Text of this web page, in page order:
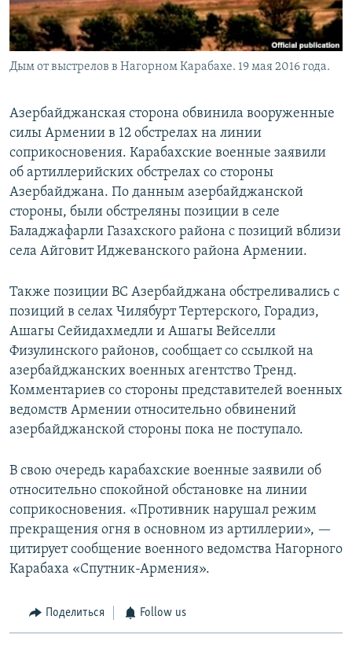
Дым от выстрелов в Нагорном Карабахе. 19 мая 2016 года.
Азербайджанская сторона обвинила вооруженные
силы Армении в 12 обстрелах на линии
соприкосновения. Карабахские военные заявили
об артиллерийских обстрелах со стороны
Азербайджана. По данным азербайджанской
стороны, были обстреляны позиции в селе
Баладжафарли Газахского района с позиций вблизи
села Айговит Иджеванского района Армении.
Также позиции ВС Азербайджана обстреливались с
позиций в селах Чилябурт Тертерского, Горадиз,
Ашагы Сейидахмедли и Ашагы Вейселли
Физулинского районов, сообщает со ссылкой на
азербайджанских военных агентство Тренд.
Комментариев со стороны представителей военных
ведомств Армении относительно обвинений
азербайджанской стороны пока не поступало.
В свою очередь карабахские военные заявили об
относительно спокойной обстановке на линии
соприкосновения. «Противник нарушал режим
прекращения огня в основном из артиллерии», —
цитирует сообщение военного ведомства Нагорного
Карабаха «Спутник-Армения».
Поделиться Follow us